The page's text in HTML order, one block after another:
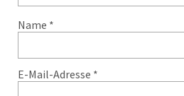
Name *
E-Mail-Adresse *